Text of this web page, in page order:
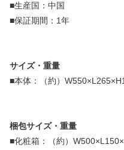
■生産国：中国
■保証期間：1年
サイズ・重量
■本体：（約）
梱包サイズ・重量
■化粧箱：（約）